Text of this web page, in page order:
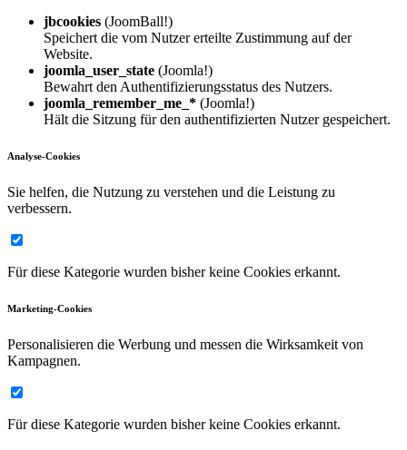
jbcookies (JoomBall!)
Speichert die vom Nutzer erteilte Zustimmung auf der
Website.
joomla_user_state (Joomla!)
Bewahrt den Authentifizierungsstatus des Nutzers.
joomla_remember_me_* (Joomla!)
Hält die Sitzung für den authentifizierten Nutzer gespeichert.
Analyse-Cookies
Sie helfen, die Nutzung zu verstehen und die Leistung zu
verbessern.
Für diese Kategorie wurden bisher keine Cookies erkannt.
Marketing-Cookies
Personalisieren die Werbung und messen die Wirksamkeit von
Kampagnen.
Für diese Kategorie wurden bisher keine Cookies erkannt.